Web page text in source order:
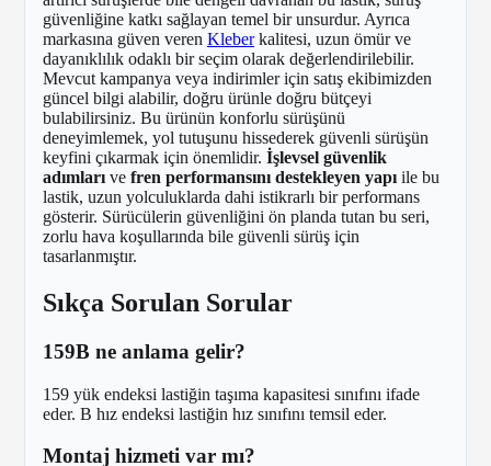
güvenliğine katkı sağlayan temel bir unsurdur. Ayrıca
markasına güven veren Kleberkalitesi, uzun ömür ve
dayanıklılık odaklı bir seçim olarak değerlendirilebilir.
Mevcut kampanya veya indirimler için satış ekibimizden
güncel bilgi alabilir, doğru ürünle doğru bütçeyi
bulabilirsiniz. Bu ürünün konforlu sürüşünü
deneyimlemek, yol tutuşunu hissederek güvenli sürüşün
keyfini çıkarmak için önemlidir. İşlevsel güvenlik
adımları ve fren performansını destekleyen yapı ile bu
lastik, uzun yolculuklarda dahi istikrarlı bir performans
gösterir. Sürücülerin güvenliğini ön planda tutan bu seri,
zorlu hava koşullarında bile güvenli sürüş için
tasarlanmıştır.
Sıkça Sorulan Sorular
159B ne anlama gelir?
159 yük endeksi lastiğin taşıma kapasitesi sınıfını ifade
eder. B hız endeksi lastiğin hız sınıfını temsil eder.
Montaj hizmeti var mı?